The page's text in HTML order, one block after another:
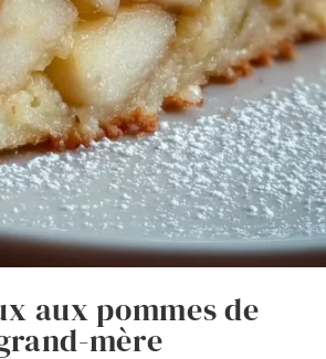
aux pommes de
mère